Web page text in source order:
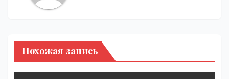
Похожая запись